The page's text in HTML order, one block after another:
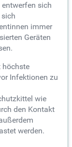
sich
immer
Geräten
höchste
Infektionen zu
wie
den Kontakt
werden.